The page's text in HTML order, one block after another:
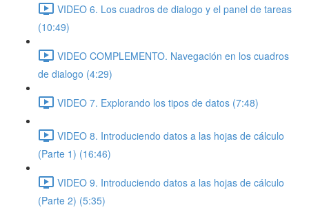
VIDEO 6. Los cuadros de dialogo y el panel de tareas
(10:49)
VIDEO COMPLEMENTO. Navegación en los cuadros
de dialogo (4:29)
VIDEO 7. Explorando los tipos de datos (7:48)
VIDEO 8. Introduciendo datos a las hojas de cálculo
(Parte 1) (16:46)
VIDEO 9. Introduciendo datos a las hojas de cálculo
(Parte 2) (5:35)